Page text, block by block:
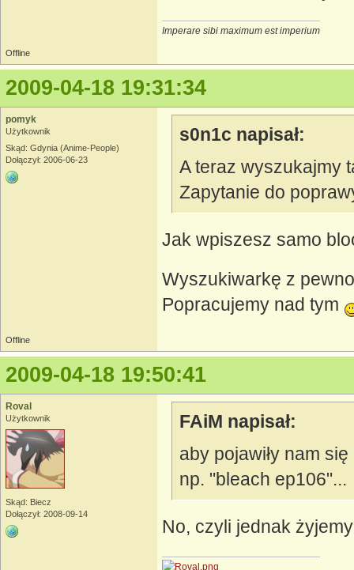
Imperare sibi maximum est imperium
Offline
2009-04-18 19:31:34
pomyk
Użytkownik
Skąd: Gdynia (Anime-People)
Dołączył: 2006-06-23
s0n1c napisał:
A teraz wyszukajmy
Zapytanie do
Jak wpiszesz samo
Wyszukiwarkę z
Popracujemy nad tym
Offline
2009-04-18 19:50:41
Roval
Użytkownik
Skąd: Biecz
Dołączył: 2008-09-14
FAiM napisał:
aby pojawiły nam
np. "bleach ep106"...
No, czyli jednak